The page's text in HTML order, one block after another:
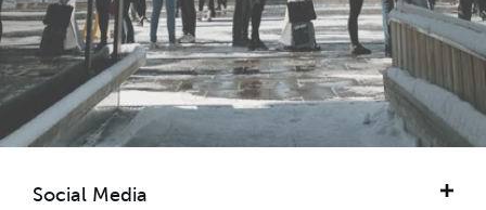
Social Media